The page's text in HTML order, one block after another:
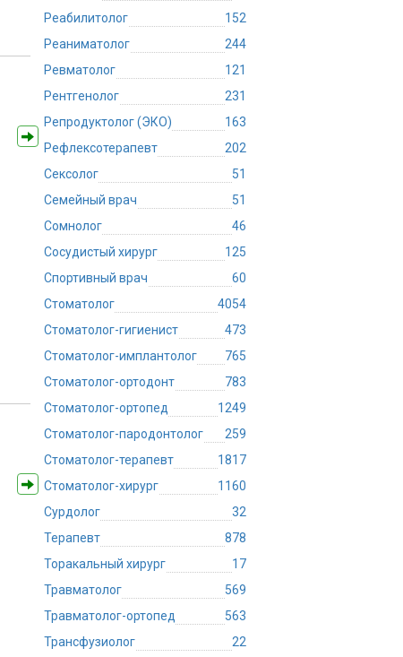
Реабилитолог
152
Реаниматолог
244
Ревматолог
121
Рентгенолог
231
Репродуктолог (ЭКО)
163
Рефлексотерапевт
202
Сексолог
51
Семейный врач
51
Сомнолог
46
Сосудистый хирург
125
Спортивный врач
60
Стоматолог
4054
Стоматолог-гигиенист
473
Стоматолог-имплантолог
765
Стоматолог-ортодонт
783
Стоматолог-ортопед
1249
Стоматолог-пародонтолог
259
Стоматолог-терапевт
1817
Стоматолог-хирург
1160
Сурдолог
32
Терапевт
878
Торакальный хирург
17
Травматолог
569
Травматолог-ортопед
563
Трансфузиолог
22